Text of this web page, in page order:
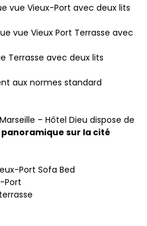
vue Vieux-Port avec deux lits
vue Vieux Port Terrasse avec
Terrasse avec deux lits
aux normes standard
– Hôtel Dieu dispose de
sur la cité
Port Sofa Bed
Port